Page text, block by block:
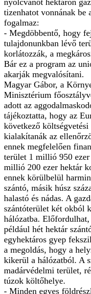
tizenhatot vonnának be
fogalmaz:
- Megdöbbentő, hogy
tulajdonunkban lévő
korlátozzák, a
Bár ez a program az
akarják megvalósítani.
Magyar Gábor, a
Minisztérium
adott az
tájékoztatta, hogy az
következő
kialakítanák az
ennek megfelelően
terület 1 millió 950
millió 200 ezer hektár
ennek körülbelül
szántó, másik húsz
halastó és nádas. A
szántóterület két okból
hálózatba.
például hét hektár
egyhektáros gyep
a megoldás, hogy a
kikerül a hálózatból. A
madárvédelmi terület,
túzok költőhelye.
- Minden egyes